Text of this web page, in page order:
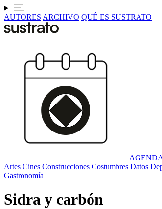
AUTORES ARCHIVO QUÉ ES SUSTRATO
AGENDA
Artes Cines Construcciones Costumbres Datos
Gastronomía
Sidra y carbón